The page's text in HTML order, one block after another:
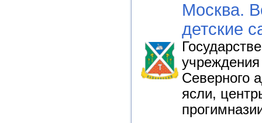
Москва.
детские
Северного
ясли,